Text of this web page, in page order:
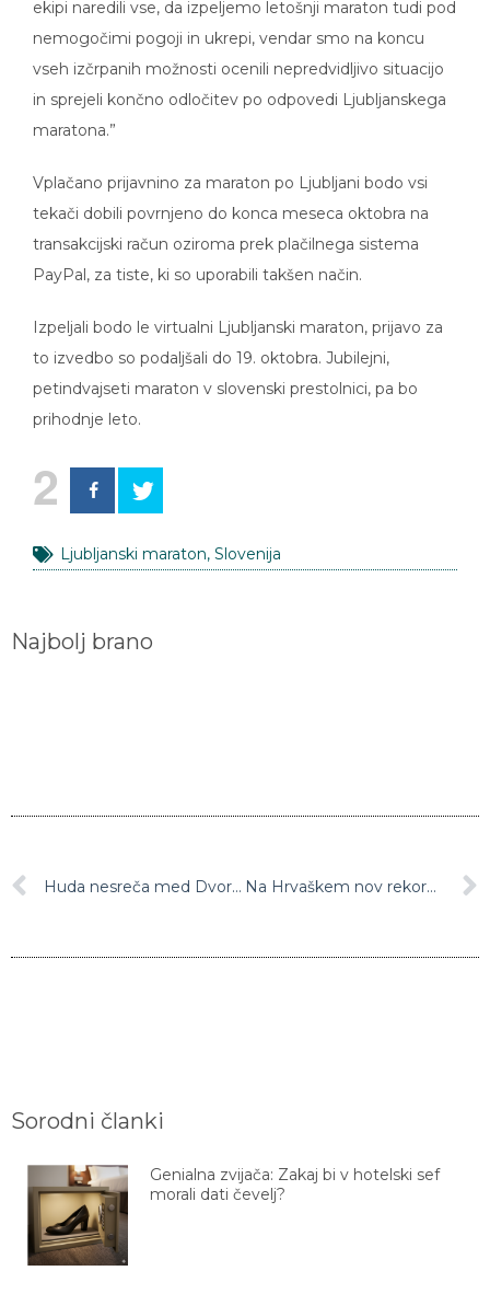
ekipi naredili vse, da izpeljemo letošnji maraton tudi pod
nemogočimi pogoji in ukrepi, vendar smo na koncu
vseh izčrpanih možnosti ocenili nepredvidljivo situacijo
in sprejeli končno odločitev po odpovedi Ljubljanskega
maratona.”
Vplačano prijavnino za maraton po Ljubljani bodo vsi
tekači dobili povrnjeno do konca meseca oktobra na
transakcijski račun oziroma prek plačilnega sistema
PayPal, za tiste, ki so uporabili takšen način.
Izpeljali bodo le virtualni Ljubljanski maraton, prijavo za
to izvedbo so podaljšali do 19. oktobra. Jubilejni,
petindvajseti maraton v slovenski prestolnici, pa bo
prihodnje leto.
2
Ljubljanski maraton, Slovenija
Najbolj brano
Huda nesreča med Dvorom in Žužemberkom, umrl 22-letnik Na Hrvaškem nov rekord s 1131 novimi okužbami s koronavirusom
Sorodni članki
Genialna zvijača: Zakaj bi v hotelski sef
morali dati čevelj?